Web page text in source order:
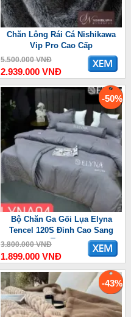
Chăn Lông Rái Cá Nishikawa
Vip Pro Cao Cấp
5.500.000 VNĐ
2.939.000 VNĐ
-50%
Bộ Chăn Ga Gối Lụa Elyna
Tencel 120S Đỉnh Cao Sang
Trọng
3.800.000 VNĐ
1.899.000 VNĐ
-43%